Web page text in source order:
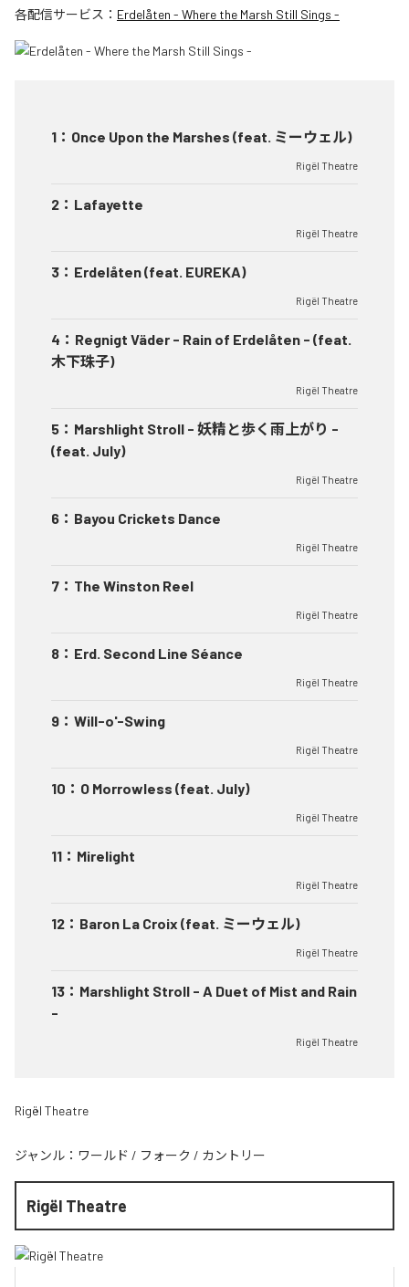
各配信サービス： Erdelåten - Where the Marsh Still Sings -
1 ： Once Upon the Marshes (feat. ミーウェル)
Rigël Theatre
2 ： Lafayette
Rigël Theatre
3 ： Erdelåten (feat. EUREKA)
Rigël Theatre
4 ： Regnigt Väder - Rain of Erdelåten - (feat.
木下珠子)
Rigël Theatre
5 ： Marshlight Stroll - 妖精と歩く雨上がり -
(feat. July)
Rigël Theatre
6 ： Bayou Crickets Dance
Rigël Theatre
7 ： The Winston Reel
Rigël Theatre
8 ： Erd. Second Line Séance
Rigël Theatre
9 ： Will-o'-Swing
Rigël Theatre
10 ： O Morrowless (feat. July)
Rigël Theatre
11 ： Mirelight
Rigël Theatre
12 ： Baron La Croix (feat. ミーウェル)
Rigël Theatre
13 ： Marshlight Stroll - A Duet of Mist and Rain
-
Rigël Theatre
Rigël Theatre
ジャンル： ワールド / フォーク / カントリー
Rigël Theatre